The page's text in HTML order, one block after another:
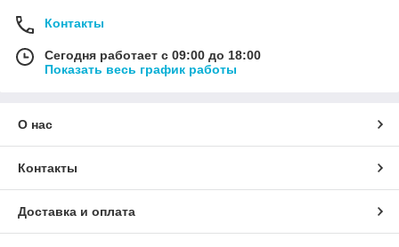
Контакты
Сегодня работает с 09:00 до 18:00
Показать весь график работы
О нас
Контакты
Доставка и оплата